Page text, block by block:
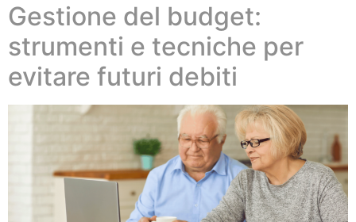
Gestione del budget:
strumenti e tecniche per
evitare futuri debiti